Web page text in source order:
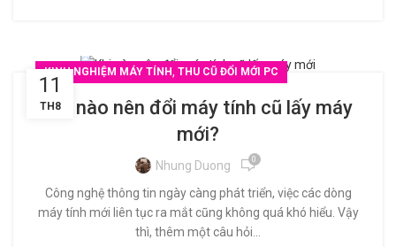
11
TH8
KINH NGHIỆM MÁY TÍNH, THU CŨ ĐỔI MỚI PC
Khi nào nên đổi máy tính cũ lấy máy
mới?
Nhung Duong 0
Công nghệ thông tin ngày càng phát triển, việc các dòng
máy tính mới liên tục ra mắt cũng không quá khó hiểu. Vậy
thì, thêm một câu hỏi...